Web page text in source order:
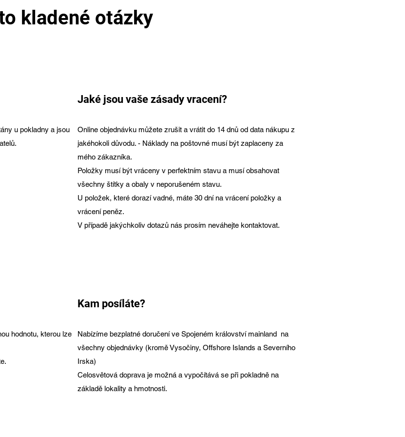
kladené otázky
u pokladny a jsou
Jaké jsou vaše zásady vracení?
Online objednávku můžete zrušit a vrátit do 14 dnů od data nákupu z
jakéhokoli důvodu. - Náklady na poštovné musí být zaplaceny za
mého zákazníka.
Položky musí být vráceny v perfektním stavu a musí obsahovat
všechny štítky a obaly v neporušeném stavu.
U položek, které dorazí vadné, máte 30 dní na vrácení položky a
vrácení peněz.
V případě jakýchkoliv dotazů nás prosím neváhejte kontaktovat.
hodnotu, kterou lze
Kam posíláte?
Nabízíme bezplatné doručení ve Spojeném království mainland na
všechny objednávky (kromě Vysočiny, Offshore Islands a Severního
Irska)
Celosvětová doprava je možná a vypočítává se při pokladně na
základě lokality a hmotnosti.